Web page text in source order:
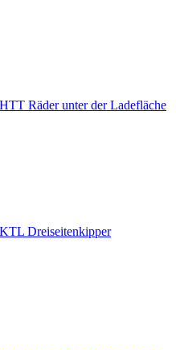
HTT Räder unter der Ladefläche
KTL Dreiseitenkipper